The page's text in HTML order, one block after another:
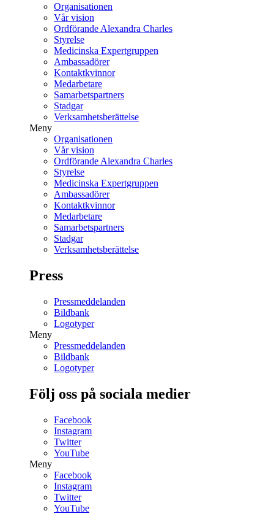
Organisationen
Vår vision
Ordförande Alexandra Charles
Styrelse
Medicinska Expertgruppen
Ambassadörer
Kontaktkvinnor
Medarbetare
Samarbetspartners
Stadgar
Verksamhetsberättelse
Meny
Organisationen
Vår vision
Ordförande Alexandra Charles
Styrelse
Medicinska Expertgruppen
Ambassadörer
Kontaktkvinnor
Medarbetare
Samarbetspartners
Stadgar
Verksamhetsberättelse
Press
Pressmeddelanden
Bildbank
Logotyper
Meny
Pressmeddelanden
Bildbank
Logotyper
Följ oss på sociala medier
Facebook
Instagram
Twitter
YouTube
Meny
Facebook
Instagram
Twitter
YouTube